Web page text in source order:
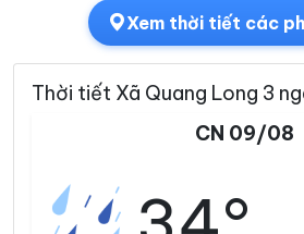
Xem thời tiết các
Thời tiết Xã Quang Long 3
CN 09/08